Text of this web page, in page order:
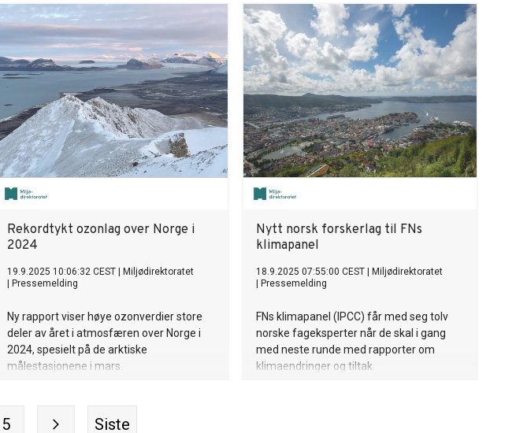
Rekordtykt ozonlag over Norge i
2024
19.9.2025 10:06:32 CEST
Miljødirektoratet
Pressemelding
Ny rapport viser høye ozonverdier store
deler av året i atmosfæren over Norge i
2024, spesielt på de arktiske
målestasjonene i mars.
Nytt norsk forskerlag til FNs
klimapanel
18.9.2025 07:55:00 CEST
Miljødirektoratet
Pressemelding
FNs klimapanel (IPCC) får med seg tolv
norske fageksperter når de skal i gang
med neste runde med rapporter om
klimaendringer og tiltak.
5 Siste